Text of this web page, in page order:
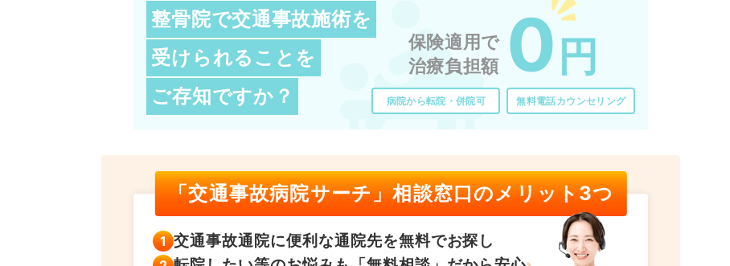
整骨院で交通事故施術を
受けられることを
ご存知ですか？
保険適用で
治療負担額 0 円
病院から転院・併院可 無料電話カウンセリング
「交通事故病院サーチ」相談窓口のメリット3つ
交通事故通院に便利な通院先を無料でお探し